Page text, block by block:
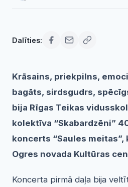
Dalīties:
Krāsains, priekpilns,
bagāts, sirdsgudrs,
bija Rīgas Teikas
kolektīva “Skabardzēni”
koncerts “Saules meitas”,
Ogres novada Kultūras
Koncerta pirmā daļa bija